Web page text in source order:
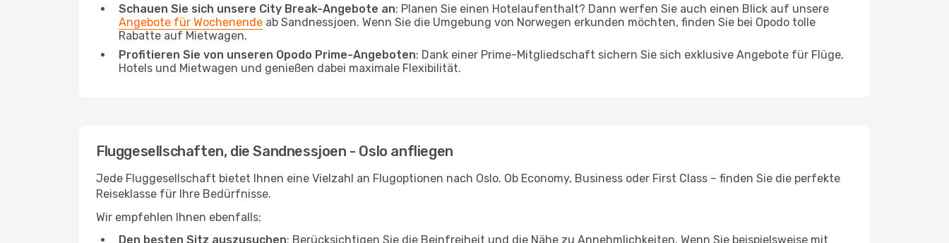
Schauen Sie sich unsere City Break-Angebote an: Planen Sie einen Hotelaufenthalt? Dann werfen Sie auch einen Blick auf unsere
Angebote für Wochenende ab Sandnessjoen. Wenn Sie die Umgebung von Norwegen erkunden möchten, finden Sie bei Opodo tolle
Rabatte auf Mietwagen.
Profitieren Sie von unseren Opodo Prime-Angeboten: Dank einer Prime-Mitgliedschaft sichern Sie sich exklusive Angebote für Flüge,
Hotels und Mietwagen und genießen dabei maximale Flexibilität.
Fluggesellschaften, die Sandnessjoen - Oslo anfliegen
Jede Fluggesellschaft bietet Ihnen eine Vielzahl an Flugoptionen nach Oslo. Ob Economy, Business oder First Class – finden Sie die perfekte
Reiseklasse für Ihre Bedürfnisse.
Wir empfehlen Ihnen ebenfalls:
Den besten Sitz auszusuchen: Berücksichtigen Sie die Beinfreiheit und die Nähe zu Annehmlichkeiten. Wenn Sie beispielsweise mit